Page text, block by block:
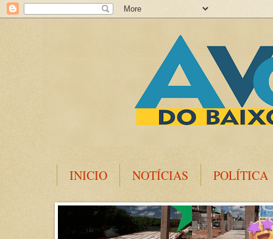
INICIO NOTÍCIAS POLÍTICA